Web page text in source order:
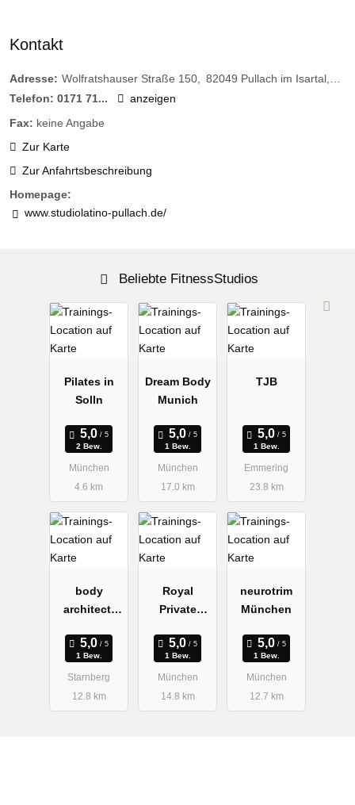
Kontakt
Adresse: Wolfratshauser Straße 150 82049 Pullach im Isartal
Telefon: 0171 71...
anzeigen
Fax: keine Angabe
Zur Karte
Zur Anfahrtsbeschreibung
Homepage:
www.studiolatino-pullach.de/
Beliebte FitnessStudios
Pilates in
Solln
2 Bew.
München
4.6 km
Dream Body
Munich
1 Bew.
München
17.0 km
TJB
1 Bew.
Emmering
23.8 km
body
architect,
Andersen
1 Bew.
Starnberg
12.8 km
Royal
Private
1 Bew.
München
14.8 km
neurotrim
München
1 Bew.
München
12.7 km